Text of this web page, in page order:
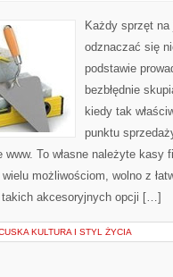
Każdy sprzęt
odznaczać się
podstawie
bezbłędnie
kiedy tak
punktu
To własne należyte kasy
możliwościom, wolno z
takich akcesoryjnych opcji […]
KULTURA I STYL ŻYCIA